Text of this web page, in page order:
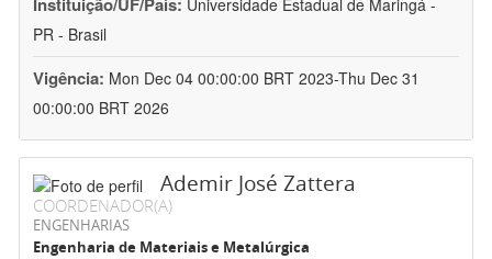
Universidade Estadual de Maringá -
PR - Brasil
Vigência: Mon Dec 04 00:00:00 BRT 2023-Thu Dec 31
00:00:00 BRT 2026
Ademir José Zattera
COORDENADOR(A)
ENGENHARIAS
Engenharia de Materiais e Metalúrgica